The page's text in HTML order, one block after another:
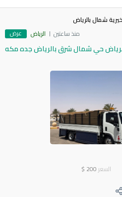
شمال بالرياض
منذ ساعتين
الرياض عرض
حي شمال شرق بالرياض جده مكه
السعر 200
$